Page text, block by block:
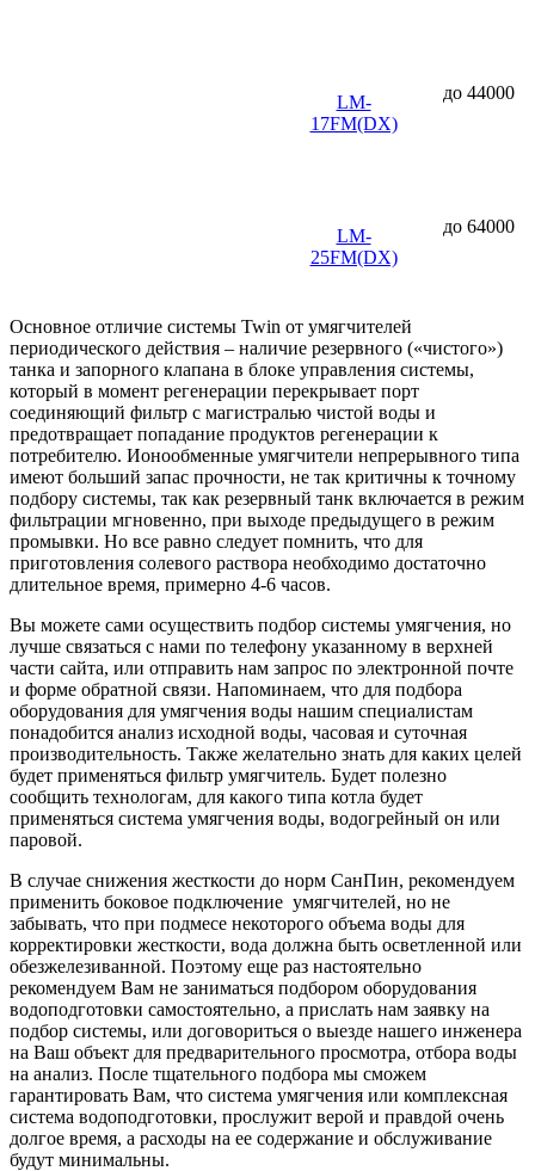
LM-
17FM(DX)
до 44000
LM-
25FM(DX)
до 64000
Основное отличие системы Twin от умягчителей
периодического действия – наличие резервного («чистого»)
танка и запорного клапана в блоке управления системы,
который в момент регенерации перекрывает порт
соединяющий фильтр с магистралью чистой воды и
предотвращает попадание продуктов регенерации к
потребителю. Ионообменные умягчители непрерывного типа
имеют больший запас прочности, не так критичны к точному
подбору системы, так как резервный танк включается в режим
фильтрации мгновенно, при выходе предыдущего в режим
промывки. Но все равно следует помнить, что для
приготовления солевого раствора необходимо достаточно
длительное время, примерно 4-6 часов.
Вы можете сами осуществить подбор системы умягчения, но
лучше связаться с нами по телефону указанному в верхней
части сайта, или отправить нам запрос по электронной почте
и форме обратной связи. Напоминаем, что для подбора
оборудования для умягчения воды нашим специалистам
понадобится анализ исходной воды, часовая и суточная
производительность. Также желательно знать для каких целей
будет применяться фильтр умягчитель. Будет полезно
сообщить технологам, для какого типа котла будет
применяться система умягчения воды, водогрейный он или
паровой.
В случае снижения жесткости до норм СанПин, рекомендуем
применить боковое подключение умягчителей, но не
забывать, что при подмесе некоторого объема воды для
корректировки жесткости, вода должна быть осветленной или
обезжелезиванной. Поэтому еще раз настоятельно
рекомендуем Вам не заниматься подбором оборудования
водоподготовки самостоятельно, а прислать нам заявку на
подбор системы, или договориться о выезде нашего инженера
на Ваш объект для предварительного просмотра, отбора воды
на анализ. После тщательного подбора мы сможем
гарантировать Вам, что система умягчения или комплексная
система водоподготовки, прослужит верой и правдой очень
долгое время, а расходы на ее содержание и обслуживание
будут минимальны.